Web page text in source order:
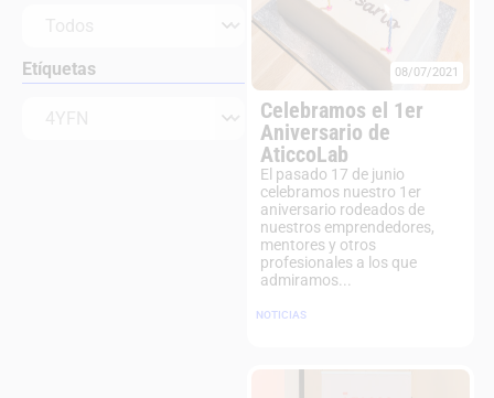
Etíquetas 08/07/2021
Celebramos el 1er
Aniversario de
AticcoLab
El pasado 17 de junio
celebramos nuestro 1er
aniversario rodeados de
nuestros emprendedores,
mentores y otros
profesionales a los que
admiramos...
NOTICIAS